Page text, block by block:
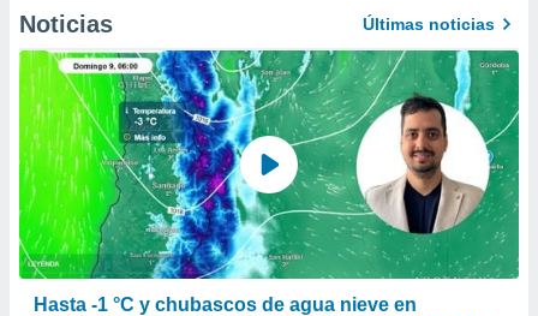
Noticias Últimas noticias
Hasta -1 °C y chubascos de agua nieve en